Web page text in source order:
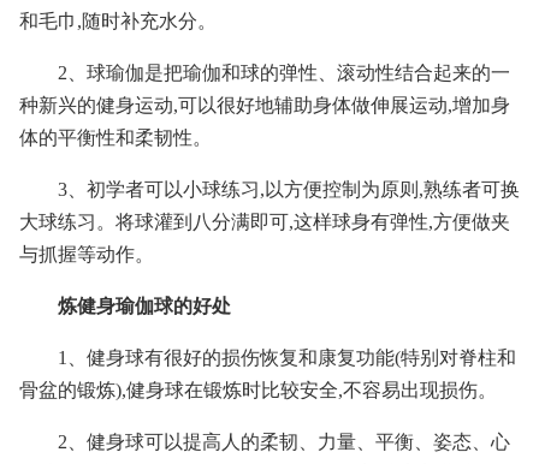
和毛巾,随时补充水分。
2、球瑜伽是把瑜伽和球的弹性、滚动性结合起来的一
种新兴的健身运动,可以很好地辅助身体做伸展运动,增加身
体的平衡性和柔韧性。
3、初学者可以小球练习,以方便控制为原则,熟练者可换
大球练习。将球灌到八分满即可,这样球身有弹性,方便做夹
与抓握等动作。
炼健身瑜伽球的好处
1、健身球有很好的损伤恢复和康复功能(特别对脊柱和
骨盆的锻炼),健身球在锻炼时比较安全,不容易出现损伤。
2、健身球可以提高人的柔韧、力量、平衡、姿态、心